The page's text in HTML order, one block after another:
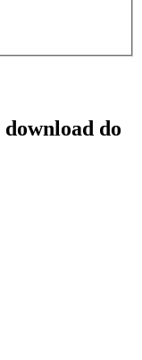
download do